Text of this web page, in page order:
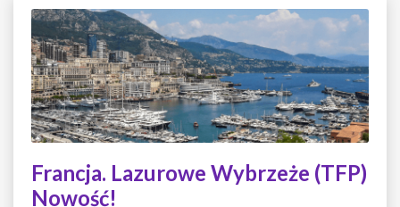
Francja. Lazurowe Wybrzeże (TFP)
Nowość!